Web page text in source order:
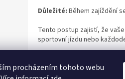
procházením tohoto webu
Důležité: Během zajíždění
Tento postup zajistí, že
sportovní jízdu nebo